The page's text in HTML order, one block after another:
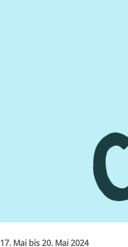
17. Mai bis 20. Mai 2024